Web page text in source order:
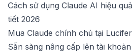
Cách sử dụng Claude AI hiệu
tiết 2026
Mua Claude chính chủ tại
Sẵn sàng nâng cấp lên tài